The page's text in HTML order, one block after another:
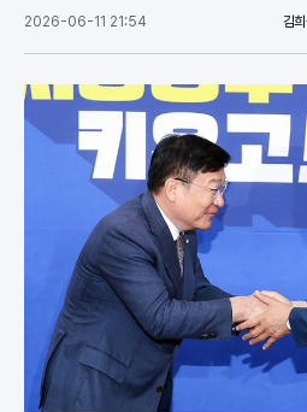
2026-06-11 21:54 김